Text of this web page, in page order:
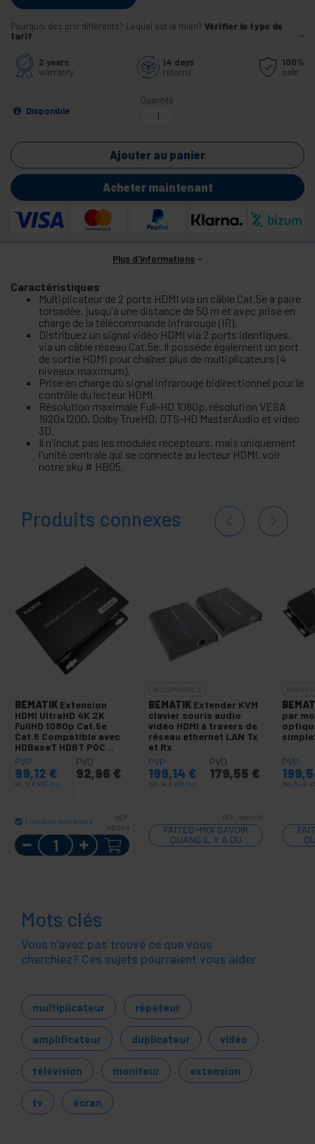
Pourquoi des prix différents? Lequel est le mien? Vérifier le type de
tarif
2 years
warranty
14 days
returns
100%
safe
Disponible
Quantité
Ajouter au panier
Acheter maintenant
Plus d'informations
Caractéristiques
Multiplicateur de 2 ports HDMI via un câble Cat.5e à paire
torsadée, jusqu'à une distance de 50 m et avec prise en
charge de la télécommande infrarouge (IR).
Distribuez un signal vidéo HDMI via 2 ports identiques,
via un câble réseau Cat.5e. Il possède également un port
de sortie HDMI pour chaîner plus de multiplicateurs (4
niveaux maximum).
Prise en charge du signal infrarouge bidirectionnel pour le
contrôle du lecteur HDMI.
Résolution maximale Full-HD 1080p, résolution VESA
1920x1200, Dolby TrueHD, DTS-HD MasterAudio et vidéo
3D.
Il n'inclut pas les modules récepteurs, mais uniquement
l'unité centrale qui se connecte au lecteur HDMI. voir
notre sku # HB05.
Produits connexes
BEMATIK Extension
HDMI UltraHD 4K 2K
FullHD 1080p Cat.5e
Cat.6 Compatible avec
HDBaseT HDBT POC
100m - Récepteur
PVP
99,12 €
99,12 € VAT inc.
PVD
92,96 €
Livraison immédiate
REF:
HB044
Quantité
BEMATIK Extender KVM
clavier souris audio
vidéo HDMI à travers de
réseau ethernet LAN Tx
et Rx
PVP
199,14 €
199,14 € VAT inc.
PVD
179,55 €
REF: HN005
FAITES-MOI SAVOIR
QUAND IL Y A DU
STOCK
par
PVP
199,54 €
Mots clés
Vous n'avez pas trouvé ce que vous
cherchiez? Ces sujets pourraient vous aider
multiplicateur répéteur
amplificateur duplicateur vidéo
télévision moniteur extension
tv écran